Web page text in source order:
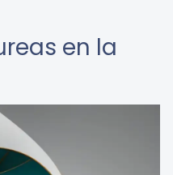
en la